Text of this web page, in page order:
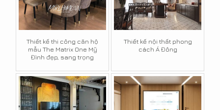
Thiết kế thi công căn hộ
mẫu The Matrix One Mỹ
Đình đẹp, sang trọng
Thiết kế nội thất phong
cách Á Đông